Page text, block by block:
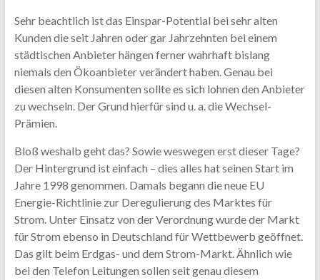
Sehr beachtlich ist das Einspar-Potential bei sehr alten
Kunden die seit Jahren oder gar Jahrzehnten bei einem
städtischen Anbieter hängen ferner wahrhaft bislang
niemals den Ökoanbieter verändert haben. Genau bei
diesen alten Konsumenten sollte es sich lohnen den Anbieter
zu wechseln. Der Grund hierfür sind u. a. die Wechsel-
Prämien.
Bloß weshalb geht das? Sowie weswegen erst dieser Tage?
Der Hintergrund ist einfach – dies alles hat seinen Start im
Jahre 1998 genommen. Damals begann die neue EU
Energie-Richtlinie zur Deregulierung des Marktes für
Strom. Unter Einsatz von der Verordnung wurde der Markt
für Strom ebenso in Deutschland für Wettbewerb geöffnet.
Das gilt beim Erdgas- und dem Strom-Markt. Ähnlich wie
bei den Telefon Leitungen sollen seit genau diesem